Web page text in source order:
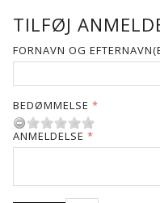
TILFØJ
FORNAVN OG
BEDØMMELSE
ANMELDELSE